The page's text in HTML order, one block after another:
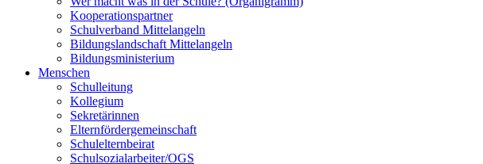
Kooperationspartner
Schulverband Mittelangeln
Bildungslandschaft Mittelangeln
Bildungsministerium
Menschen
Schulleitung
Kollegium
Sekretärinnen
Elternfördergemeinschaft
Schulelternbeirat
Schulsozialarbeiter/OGS